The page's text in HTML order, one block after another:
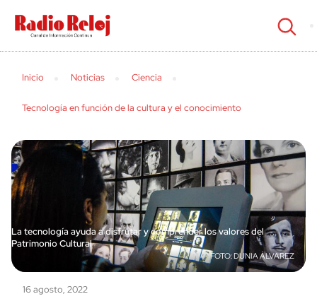
cerrar
Inicio Noticias Ciencia
Tecnología en función de la cultura y el conocimiento
La tecnología ayuda a disfrutar y comprender los valores del
Patrimonio Cultural
DUNIA ÁLVAREZ
16 agosto, 2022